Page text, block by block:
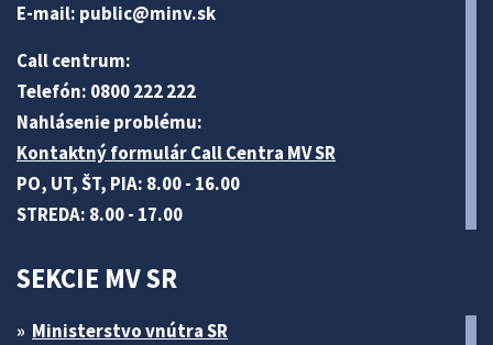
E-mail: public@minv.sk
Call centrum:
Telefón: 0800 222 222
Nahlásenie problému:
Kontaktný formulár Call Centra MV SR
PO, UT, ŠT, PIA: 8.00 - 16.00
STREDA: 8.00 - 17.00
SEKCIE MV SR
Ministerstvo vnútra SR